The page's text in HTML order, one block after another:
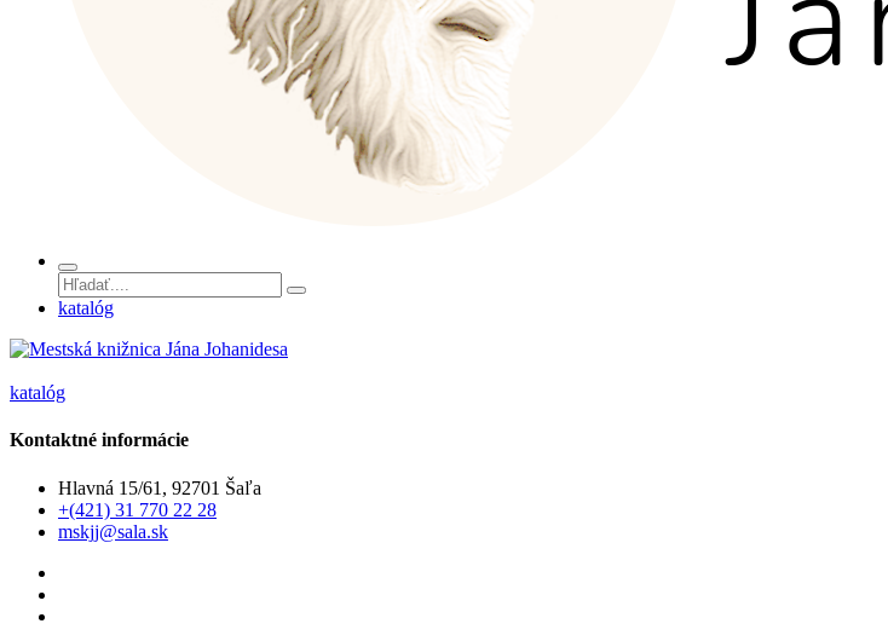
katalóg
katalóg
Kontaktné informácie
Hlavná 15/61, 92701 Šaľa
+(421) 31 770 22 28
mskjj@sala.sk